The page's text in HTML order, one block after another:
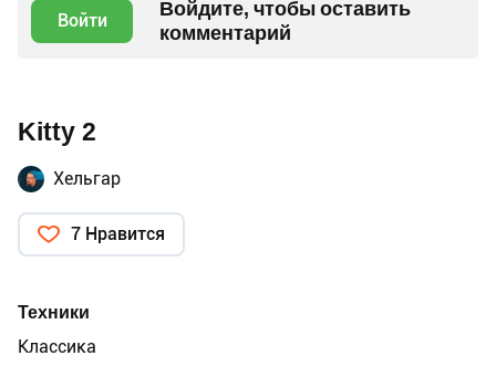
Войти
Войдите, чтобы оставить
комментарий
Kitty 2
Хельгар
7 Нравится
Техники
Классика